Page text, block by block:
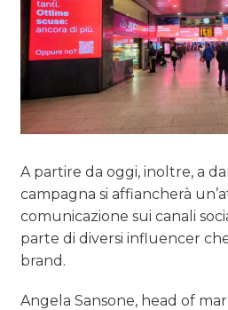
A partire da oggi, inoltre, a
campagna si affiancherà
comunicazione sui canali
parte di diversi influencer
brand.
Angela Sansone, head of